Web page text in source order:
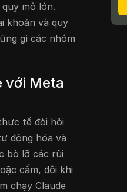
mô lớn.
khoản và quy
gì các nhóm
với Meta
tế đòi hỏi
động hóa và
bỏ lỡ các rủi
cấm, đôi khi
chạy Claude